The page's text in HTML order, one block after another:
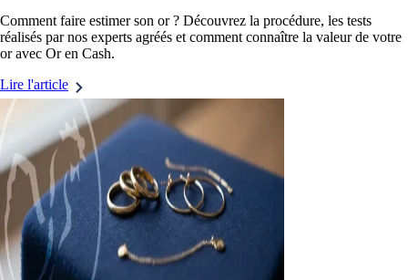
Comment faire estimer son or ? Découvrez la procédure, les tests
réalisés par nos experts agréés et comment connaître la valeur de votre
or avec Or en Cash.
Lire l'article